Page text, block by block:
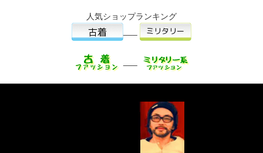
人気ショップランキング